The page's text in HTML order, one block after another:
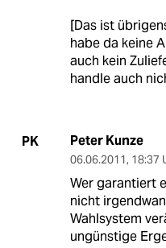
[Das ist
habe da keine
auch kein
handle auch
PK Peter Kunze
06.06.2011, 18:37
Wer garantiert
nicht
Wahlsystem
ungünstige